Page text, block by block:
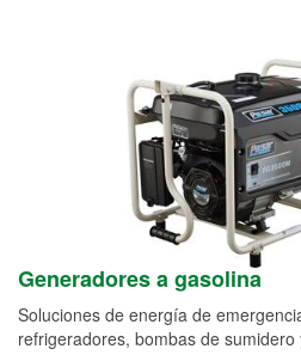
Generadores a gasolina
Soluciones de energía de
refrigeradores, bombas de